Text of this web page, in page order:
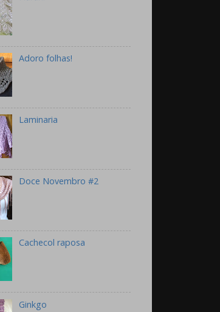
Adoro folhas!
Laminaria
Doce Novembro #2
Cachecol raposa
Ginkgo